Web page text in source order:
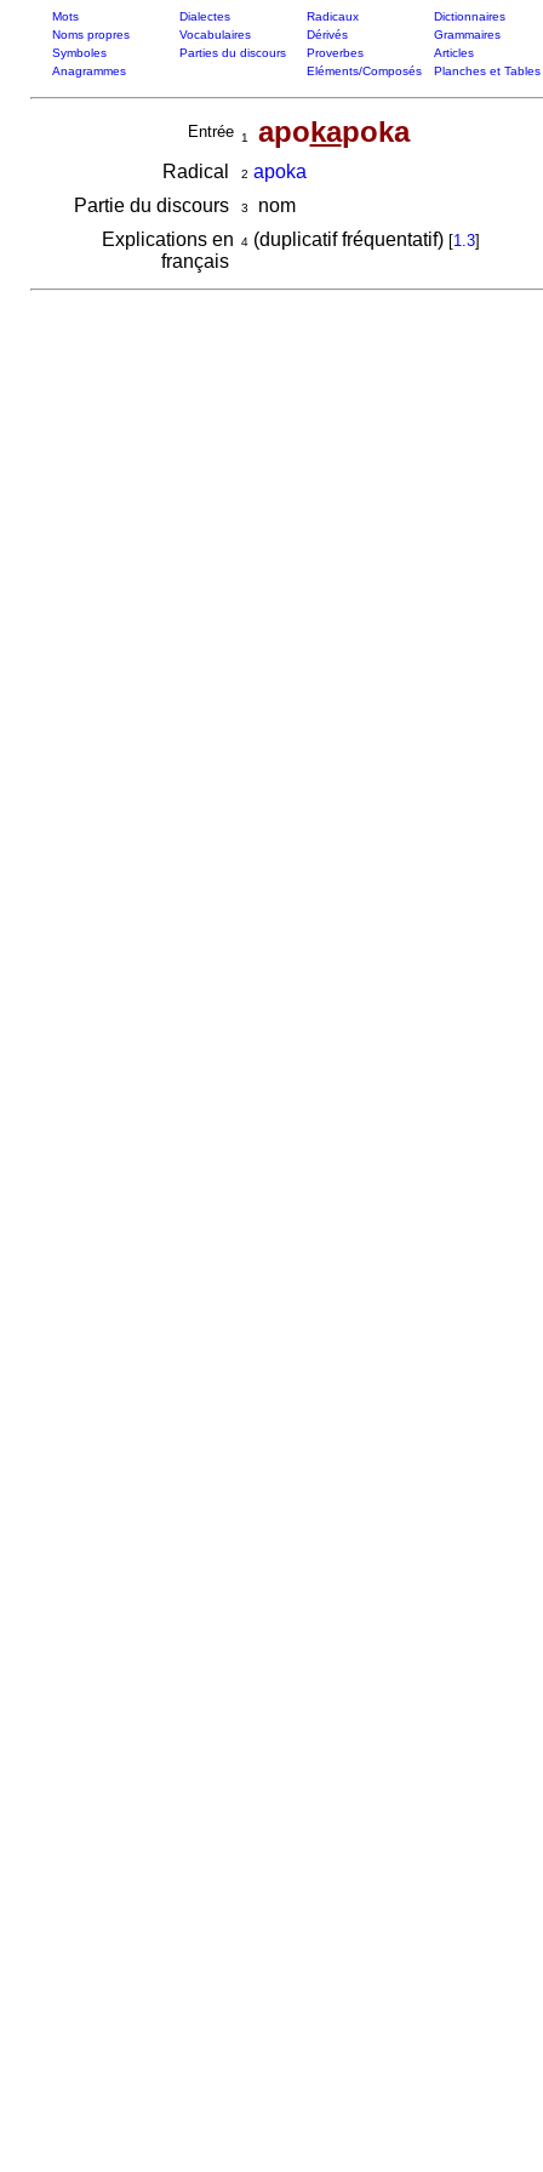
Mots Dialectes Radicaux
Dictionnaires
Noms propres
Vocabulaires Dérivés
Grammaires
Symboles
Parties du discours Proverbes
Articles
Anagrammes
Eléments/Composés Planches et Tables
Entrée 1 apokapoka
Radical 2 apoka
Partie du discours
3
nom
Explications en
français
4(duplicatif fréquentatif) [1.3]